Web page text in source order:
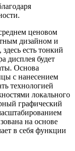
ценовом
дизайном и
есть тонкий
дисплея будет
Основа
с нанесением
технологией
локального
графический
на основе
в себя функции